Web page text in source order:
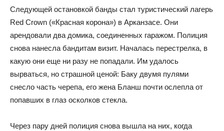
Следующей остановкой банды стал туристический лагерь
Red Crown («Красная корона») в Арканзасе. Они
арендовали два домика, соединенных гаражом. Полиция
снова нанесла бандитам визит. Началась перестрелка, в
какую они еще ни разу не попадали. Им удалось
вырваться, но страшной ценой: Баку двумя пулями
снесло часть черепа, его жена Бланш почти ослепла от
попавших в глаз осколков стекла.
Через пару дней полиция снова вышла на них, когда